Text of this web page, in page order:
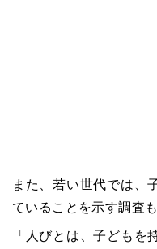
また、若い世代では、
ていることを示す調査も
「人びとは、子どもを